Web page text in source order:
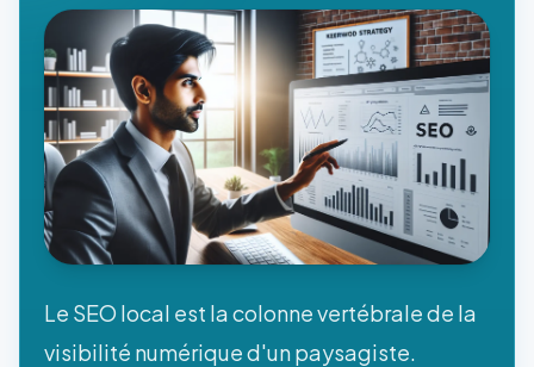
Le SEO local est la colonne vertébrale de la
visibilité numérique d'un paysagiste.